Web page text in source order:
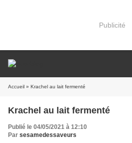
Publicité
Accueil » Krachel au lait fermenté
Krachel au lait fermenté
Publié le 04/05/2021 à 12:10
Par sesamedessaveurs